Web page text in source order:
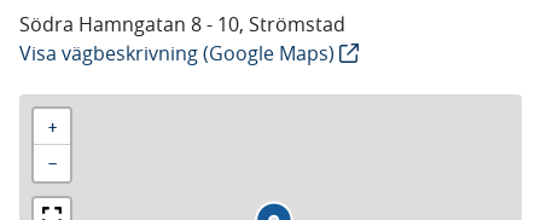
Södra Hamngatan 8 - 10, Strömstad
Visa vägbeskrivning (Google Maps)
+
−